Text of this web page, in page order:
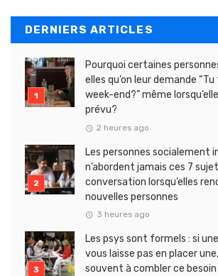
DERNIERS ARTICLES
Pourquoi certaines
elles qu’on leur demande
week-end?” même
prévu?
2 heures ago
Les personnes socialement
n’abordent jamais ces 7
conversation lorsqu’elles
nouvelles personnes
3 heures ago
Les psys sont formels : si
vous laisse pas en placer
souvent à combler ce